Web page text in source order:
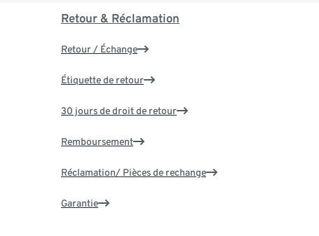
Retour & Réclamation
Retour / Échange
Étiquette de retour
30 jours de droit de retour
Remboursement
Réclamation/ Pièces de rechange
Garantie